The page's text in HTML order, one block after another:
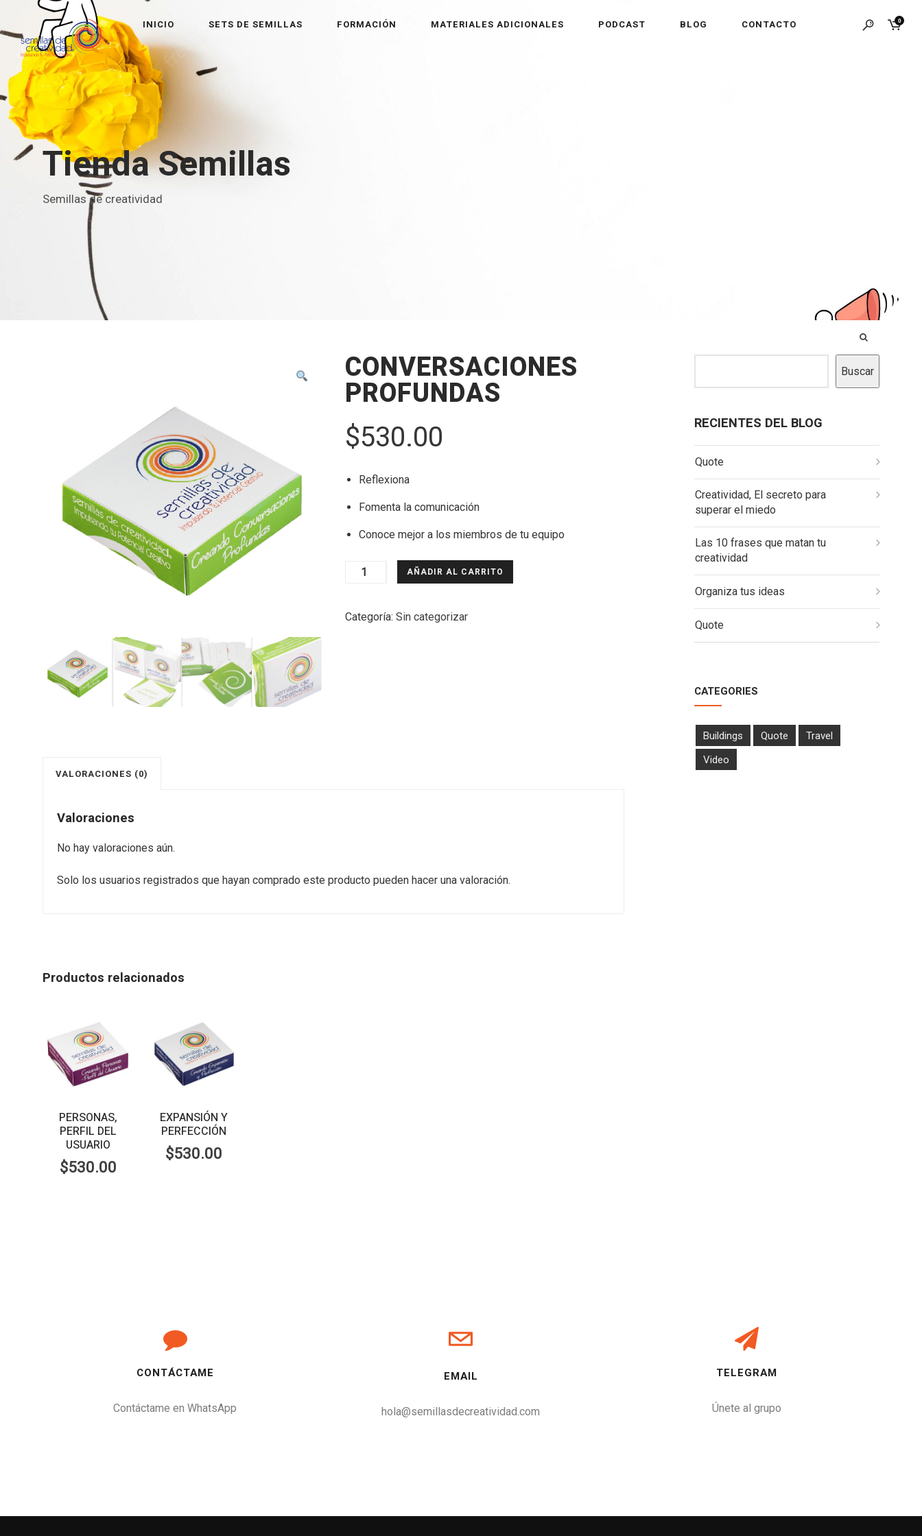
INICIO SETS DE SEMILLAS FORMACIÓN MATERIALES ADICIONALES PODCAST BLOG CONTACTO 0
Tienda Semillas
Semillas de creatividad
CONVERSACIONES
PROFUNDAS
$530.00
Reflexiona
Fomenta la comunicación
Conoce mejor a los miembros de tu equipo
CONVERSACIONES
PROFUNDAS
AÑADIR AL CARRITO
Categoría: Sin categorizar
VALORACIONES (0)
Valoraciones
No hay valoraciones aún.
Solo los usuarios registrados que hayan comprado este producto pueden hacer una valoración.
Productos relacionados
PERSONAS,
PERFIL DEL
USUARIO
$530.00
​EXPANSIÓN Y
PERFECCIÓN
$530.00
Buscar
RECIENTES DEL BLOG
Quote
Creatividad, El secreto para
superar el miedo
Las 10 frases que matan tu
creatividad
Organiza tus ideas
Quote
CATEGORIES
Buildings Quote
Travel
Video
CONTÁCTAME
Contáctame en WhatsApp
EMAIL
hola@semillasdecreatividad.com
TELEGRAM
Únete al grupo